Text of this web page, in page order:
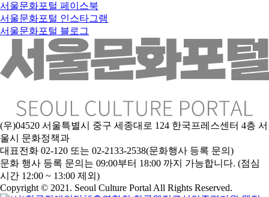
서울문화포털 페이스북
서울문화포털 인스타그램
서울문화포털 블로그
(우)04520 서울특별시 중구 세종대로 124 한국프레스센터 4층 서
울시 문화정책과
대표전화 02-120 또는 02-2133-2538(문화행사 등록 문의)
문화 행사 등록 문의는 09:00부터 18:00 까지 가능합니다. (점심
시간 12:00 ~ 13:00 제외)
Copyright © 2021. Seoul Culture Portal All Rights Reserved.